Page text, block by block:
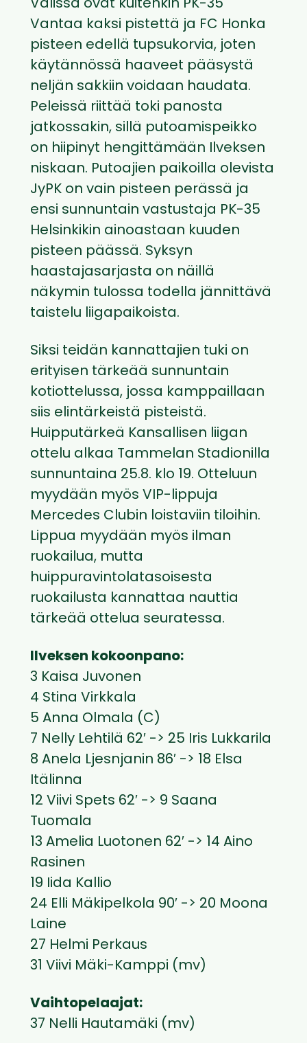
Välissä ovat kuitenkin PK-35
Vantaa kaksi pistettä ja FC Honka
pisteen edellä tupsukorvia, joten
käytännössä haaveet pääsystä
neljän sakkiin voidaan haudata.
Peleissä riittää toki panosta
jatkossakin, sillä putoamispeikko
on hiipinyt hengittämään Ilveksen
niskaan. Putoajien paikoilla olevista
JyPK on vain pisteen perässä ja
ensi sunnuntain vastustaja PK-35
Helsinkikin ainoastaan kuuden
pisteen päässä. Syksyn
haastajasarjasta on näillä
näkymin tulossa todella jännittävä
taistelu liigapaikoista.
Siksi teidän kannattajien tuki on
erityisen tärkeää sunnuntain
kotiottelussa, jossa kamppaillaan
siis elintärkeistä pisteistä.
Huipputärkeä Kansallisen liigan
ottelu alkaa Tammelan Stadionilla
sunnuntaina 25.8. klo 19. Otteluun
myydään myös VIP-lippuja
Mercedes Clubin loistaviin tiloihin.
Lippua myydään myös ilman
ruokailua, mutta
huippuravintolatasoisesta
ruokailusta kannattaa nauttia
tärkeää ottelua seuratessa.
Ilveksen kokoonpano:
3 Kaisa Juvonen
4 Stina Virkkala
5 Anna Olmala (C)
7 Nelly Lehtilä 62′ -> 25 Iris Lukkarila
8 Anela Ljesnjanin 86′ -> 18 Elsa
Itälinna
12 Viivi Spets 62′ -> 9 Saana
Tuomala
13 Amelia Luotonen 62′ -> 14 Aino
Rasinen
19 Iida Kallio
24 Elli Mäkipelkola 90′ -> 20 Moona
Laine
27 Helmi Perkaus
31 Viivi Mäki-Kamppi (mv)
Vaihtopelaajat:
37 Nelli Hautamäki (mv)